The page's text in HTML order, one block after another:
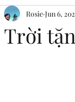
Trời
Rosie Jun 6,